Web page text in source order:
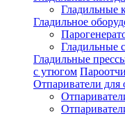
Гладильные
Гладильное
Гладильные
Гладильные
с утюгом
Отпариватели для